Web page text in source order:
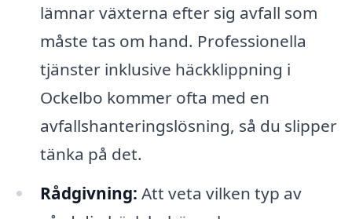
lämnar växterna efter sig avfall som
måste tas om hand. Professionella
tjänster inklusive häckklippning i
Ockelbo kommer ofta med en
avfallshanteringslösning, så du slipper
tänka på det.
Rådgivning: Att veta vilken typ av